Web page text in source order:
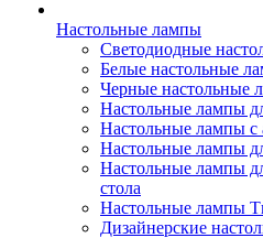
Настольные лампы
Светодиодные
Белые настольные
Черные настольные
Настольные лампы
Настольные лампы с
Настольные лампы
Настольные лампы
стола
Настольные лампы
Дизайнерские